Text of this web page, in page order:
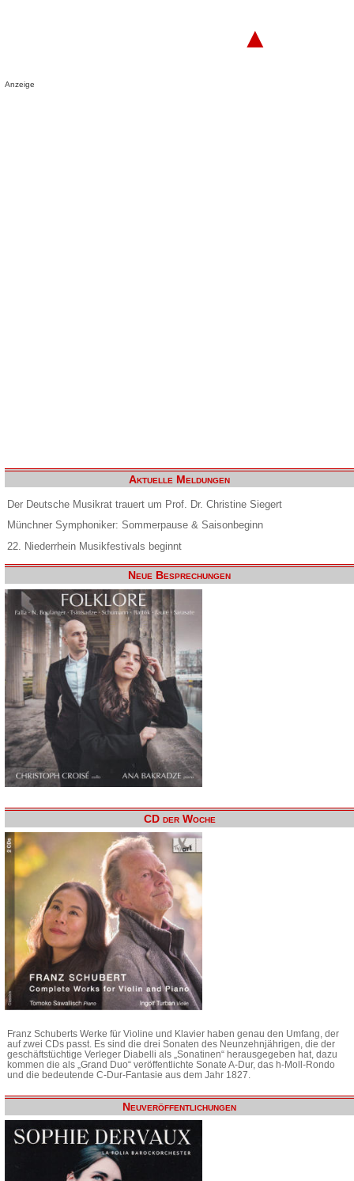
▲
Anzeige
Aktuelle Meldungen
Der Deutsche Musikrat trauert um Prof. Dr. Christine Siegert
Münchner Symphoniker: Sommerpause & Saisonbeginn
22. Niederrhein Musikfestivals beginnt
Neue Besprechungen
CD der Woche
Franz Schuberts Werke für Violine und Klavier haben genau den Umfang, der
auf zwei CDs passt. Es sind die drei Sonaten des Neunzehnjährigen, die der
geschäftstüchtige Verleger Diabelli als „Sonatinen“ herausgegeben hat, dazu
kommen die als „Grand Duo“ veröffentlichte Sonate A-Dur, das h-Moll-Rondo
und die bedeutende C-Dur-Fantasie aus dem Jahr 1827.
Neuveröffentlichungen